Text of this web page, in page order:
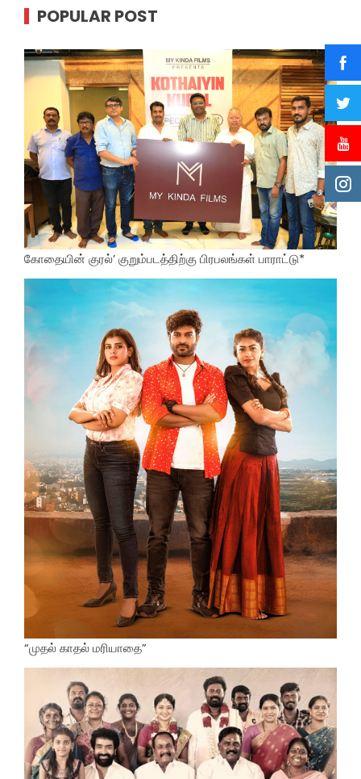
POPULAR POST
கோதையின் குரல்’ குறும்படத்திற்கு பிரபலங்கள் பாராட்டு*
“முதல் காதல் மரியாதை”